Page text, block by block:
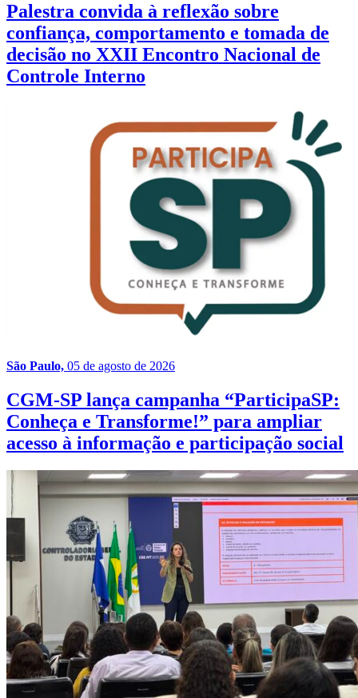
Palestra convida à reflexão sobre
confiança, comportamento e tomada de
decisão no XXII Encontro Nacional de
Controle Interno
São Paulo, 05 de agosto de 2026
CGM-SP lança campanha “ParticipaSP:
Conheça e Transforme!” para ampliar
acesso à informação e participação social